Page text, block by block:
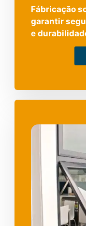
Fábricação
garantir
e